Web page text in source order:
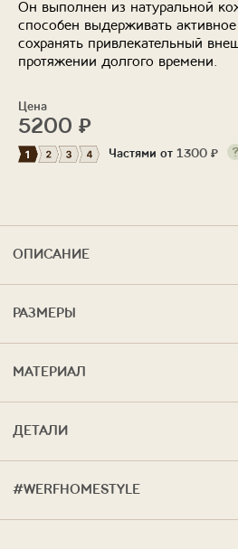
Он выполнен из натуральной
способен выдерживать
сохранять привлекательный
протяжении долгого времени.
Цена
5200 ₽
Частями от 1300 ₽
ОПИСАНИЕ
РАЗМЕРЫ
МАТЕРИАЛ
ДЕТАЛИ
#WERFHOMESTYLE